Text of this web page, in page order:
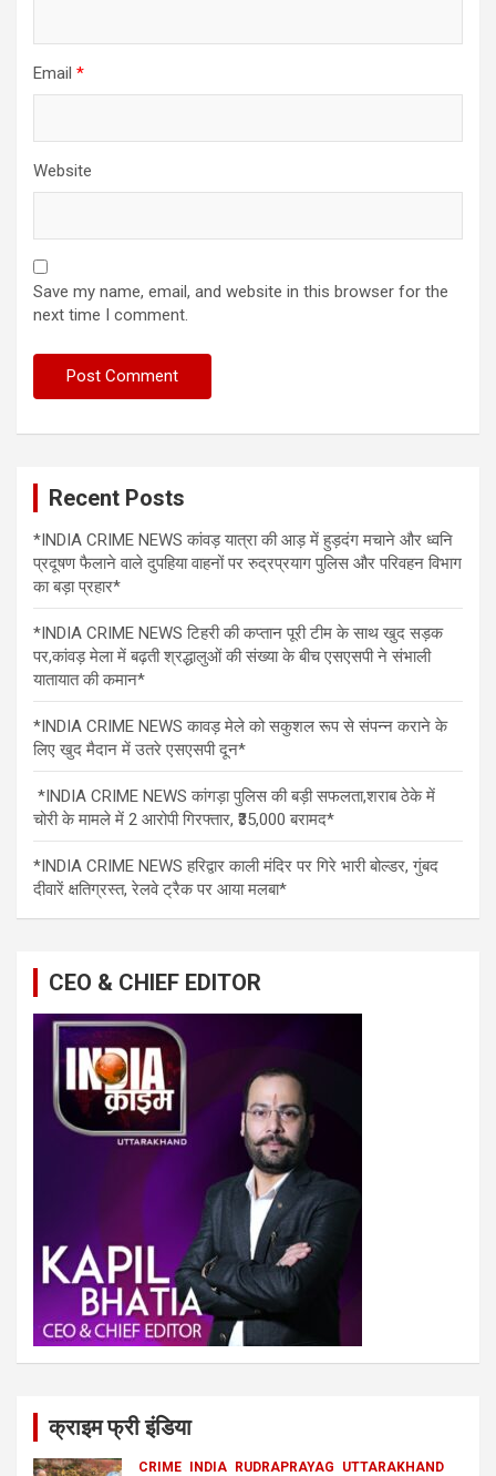
Email *
Website
Save my name, email, and website in this browser for the
next time I comment.
Recent Posts
*INDIA CRIME NEWS कांवड़ यात्रा की आड़ में हुड़दंग मचाने और ध्वनि
प्रदूषण फैलाने वाले दुपहिया वाहनों पर रुद्रप्रयाग पुलिस और परिवहन विभाग
का बड़ा प्रहार*
*INDIA CRIME NEWS टिहरी की कप्तान पूरी टीम के साथ खुद सड़क
पर,कांवड़ मेला में बढ़ती श्रद्धालुओं की संख्या के बीच एसएसपी ने संभाली
यातायात की कमान*
*INDIA CRIME NEWS कावड़ मेले को सकुशल रूप से संपन्न कराने के
लिए खुद मैदान में उतरे एसएसपी दून*
*INDIA CRIME NEWS कांगड़ा पुलिस की बड़ी सफलता,शराब ठेके में
चोरी के मामले में 2 आरोपी गिरफ्तार, ₹35,000 बरामद*
*INDIA CRIME NEWS हरिद्वार काली मंदिर पर गिरे भारी बोल्डर, गुंबद
दीवारें क्षतिग्रस्त, रेलवे ट्रैक पर आया मलबा*
CEO & CHIEF EDITOR
क्राइम फ्री इंडिया
CRIME INDIA RUDRAPRAYAG UTTARAKHAND